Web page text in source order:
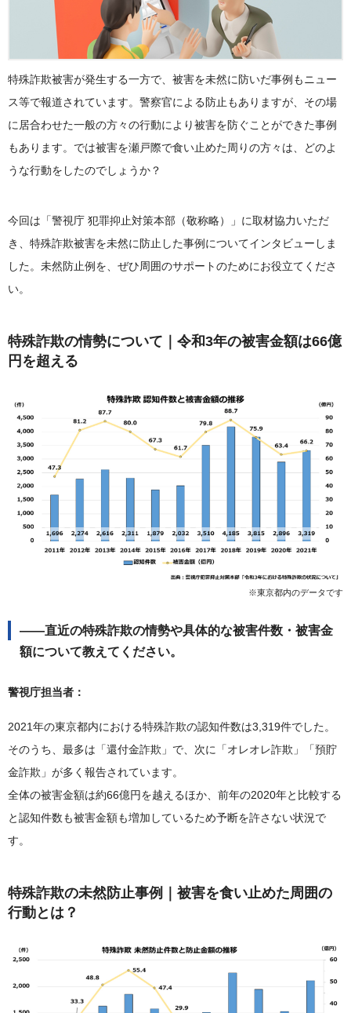
特殊詐欺被害が発生する一方で、被害を未然に防いだ事例もニュー
ス等で報道されています。警察官による防止もありますが、その場
に居合わせた一般の方々の行動により被害を防ぐことができた事例
もあります。では被害を瀬戸際で食い止めた周りの方々は、どのよ
うな行動をしたのでしょうか？
今回は「警視庁 犯罪抑止対策本部（敬称略）」に取材協力いただ
き、特殊詐欺被害を未然に防止した事例についてインタビューしま
した。未然防止例を、ぜひ周囲のサポートのためにお役立てくださ
い。
特殊詐欺の情勢について｜令和3年の被害金額は66億
円を超える
※東京都内のデータです
――直近の特殊詐欺の情勢や具体的な被害件数・被害金
額について教えてください。
警視庁担当者：
2021年の東京都内における特殊詐欺の認知件数は3,319件でした。
そのうち、最多は「還付金詐欺」で、次に「オレオレ詐欺」「預貯
金詐欺」が多く報告されています。
全体の被害金額は約66億円を越えるほか、前年の2020年と比較する
と認知件数も被害金額も増加しているため予断を許さない状況で
す。
特殊詐欺の未然防止事例｜被害を食い止めた周囲の
行動とは？